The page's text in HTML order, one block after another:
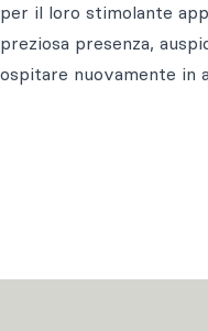
per il loro stimolante
preziosa presenza,
ospitare nuovamente in